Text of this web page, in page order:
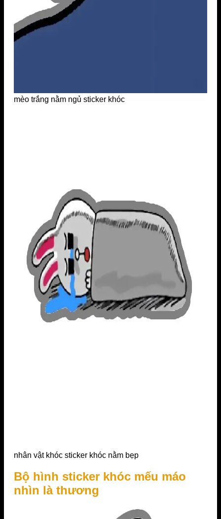
mèo trắng nằm ngủ sticker khóc
nhân vật khóc sticker khóc nằm bẹp
Bộ hình sticker khóc mếu máo
nhìn là thương